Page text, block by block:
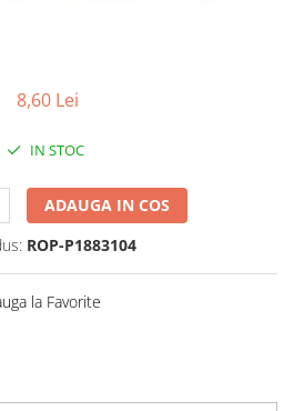
8,60 Lei
IN STOC
ADAUGA IN COS
ROP-P1883104
la Favorite